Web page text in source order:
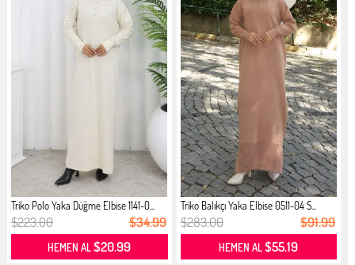
Triko Polo Yaka Düğme Elbise 1141-0...
$223.00 $34.99
HEMEN AL$20.99
Triko Balıkçı Yaka Elbise 0511-04 S...
$283.00 $91.99
HEMEN AL$55.19